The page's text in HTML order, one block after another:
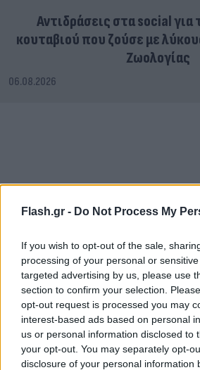
Flash.gr - Do Not Process My
If you wish to opt-out of the sale,
processing of your personal or
targeted advertising by us, please use
section to confirm your selection.
opt-out request is processed you may
interest-based ads based on personal
us or personal information disclosed to
your opt-out. You may separately opt-
disclosure of your personal information
Αντιδράσεις στα social για
κουταβιού που ζούσε με
Ζωολογίας
06.08.2026